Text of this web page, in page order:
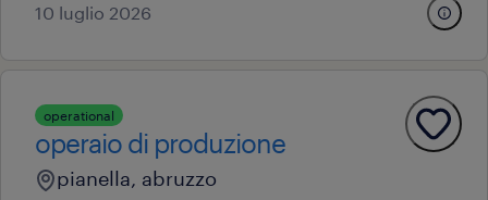
10 luglio 2026
operational
operaio di produzione
pianella, abruzzo